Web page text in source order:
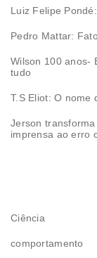
Luiz Felipe
Pedro Mattar:
Wilson 100 anos-
tudo
T.S Eliot: O nome
Jerson
imprensa ao erro
Ciência
comportamento